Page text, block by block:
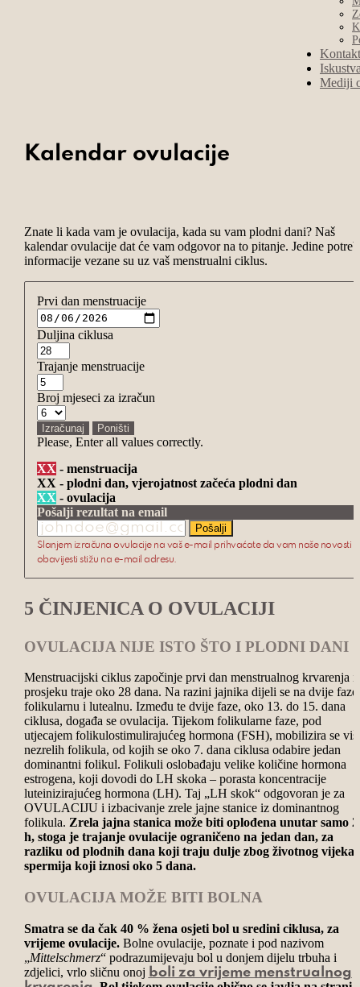
Kontakt
Mediji
Kalendar ovulacije
Znate li kada vam je ovulacija, kada su vam plodni dani? Naš
kalendar ovulacije dat će vam odgovor na to pitanje. Jedine
informacije vezane su uz vaš menstrualni ciklus.
Prvi dan menstruacije
Duljina ciklusa
Trajanje menstruacije
Broj mjeseci za izračun
Please, Enter all values correctly.
XX - menstruacija
XX - plodni dan, vjerojatnost začeća plodni dan
XX - ovulacija
Pošalji rezultat na email
Slanjem izračuna ovulacije na vaš e-mail prihvaćate da vam naše novosti i
obavijesti stižu na e-mail adresu.
5 ČINJENICA O OVULACIJI
OVULACIJA NIJE ISTO ŠTO I PLODNI DANI
Menstruacijski ciklus započinje prvi dan menstrualnog krvarenja i
prosjeku traje oko 28 dana. Na razini jajnika dijeli se na dvije faze:
folikularnu i lutealnu. Između te dvije faze, oko 13. do 15. dana
ciklusa, događa se ovulacija. Tijekom folikularne faze, pod
utjecajem folikulostimulirajućeg hormona (FSH), mobilizira se
nezrelih folikula, od kojih se oko 7. dana ciklusa odabire jedan
dominantni folikul. Folikuli oslobađaju velike količine hormona
estrogena, koji dovodi do LH skoka – porasta koncentracije
luteinizirajućeg hormona (LH). Taj „LH skok“ odgovoran je za
OVULACIJU i izbacivanje zrele jajne stanice iz dominantnog
folikula. Zrela jajna stanica može biti oplođena unutar samo
h, stoga je trajanje ovulacije ograničeno na jedan dan, za
razliku od plodnih dana koji traju dulje zbog životnog vijeka
spermija koji iznosi oko 5 dana.
OVULACIJA MOŽE BITI BOLNA
Smatra se da čak 40 % žena osjeti bol u sredini ciklusa, za
vrijeme ovulacije.Bolne ovulacije, poznate i pod nazivom
„Mittelschmerz“ podrazumijevaju bol u donjem dijelu trbuha i
zdjelici, vrlo sličnu onoj boli za vrijeme menstrualnog